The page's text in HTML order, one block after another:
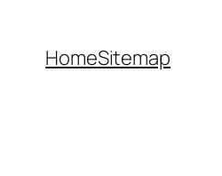
HomeSitemap